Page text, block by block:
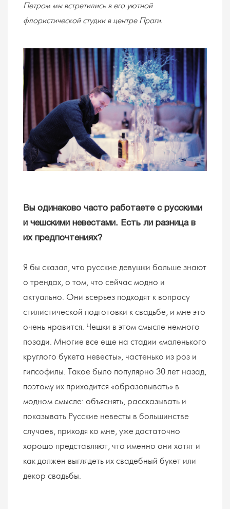
Петром мы встретились в его уютной
флористической студии в центре Праги.
Вы одинаково часто работаете с русскими
и чешскими невестами. Есть ли разница в
их предпочтениях?
Я бы сказал, что русские девушки больше знают
о трендах, о том, что сейчас модно и
актуально. Они всерьез подходят к вопросу
стилистической подготовки к свадьбе, и мне это
очень нравится. Чешки в этом смысле немного
позади. Многие все еще на стадии «маленького
круглого букета невесты», частенько из роз и
гипсофилы. Такое было популярно 30 лет назад,
поэтому их приходится «образовывать» в
модном смысле: объяснять, рассказывать и
показывать Русские невесты в большинстве
случаев, приходя ко мне, уже достаточно
хорошо представляют, что именно они хотят и
как должен выглядеть их свадебный букет или
декор свадьбы.